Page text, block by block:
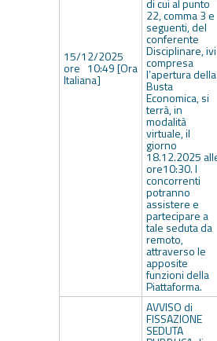
15/12/2025
ore 10:49 [Ora
Italiana]
22, comma 3 e
seguenti, del
conferente
Disciplinare, ivi
compresa
l’apertura della
Busta
Economica, si
terrà, in
modalità
virtuale, il
giorno
18.12.2025
ore10:30. I
concorrenti
potranno
assistere e
partecipare a
tale seduta da
remoto,
attraverso le
apposite
funzioni della
Piattaforma.
AVVISO di
FISSAZIONE
SEDUTA